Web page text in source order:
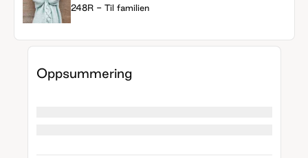
248R - Til familien
Oppsummering